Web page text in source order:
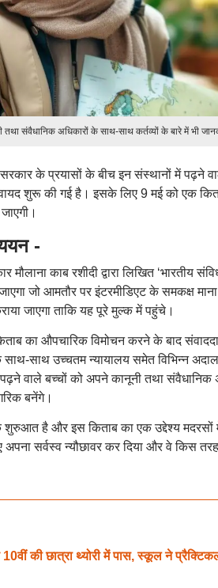
संवैधानिक अधिकारों के साथ-साथ कर्तव्यों के बारे में भी
के प्रयासों के बीच इन संस्थानों में पढ़ने
शुरू की गई है। इसके लिए 9 मई को एक
-
काब रशीदी द्वारा लिखित ‘भारतीय
जो आमतौर पर इंटरमीडिएट के समकक्ष
जाएगा ताकि यह पूरे मुल्क में पहुंचे।
का औपचारिक विमोचन करने के बाद
साथ उच्चतम न्यायालय समेत विभिन्न
वाले बच्चों को अपने कानूनी तथा संवैधानिक
बनेंगे।
शुरुआत है और इस किताब का एक उद्देश्य मदरसों
सर्वस्व न्यौछावर कर दिया और वे किस
की छात्रा थ्योरी में पास, स्कूल ने